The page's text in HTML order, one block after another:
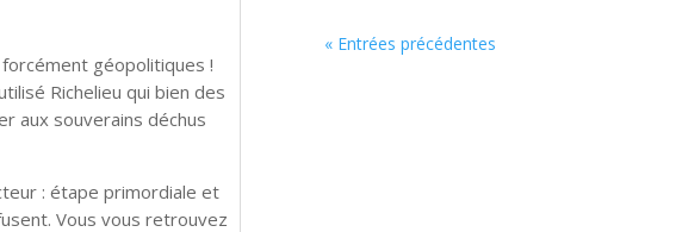
géopolitiques !
Richelieu qui bien des
aux souverains déchus
: étape primordiale et
Vous vous retrouvez
« Entrées précédentes